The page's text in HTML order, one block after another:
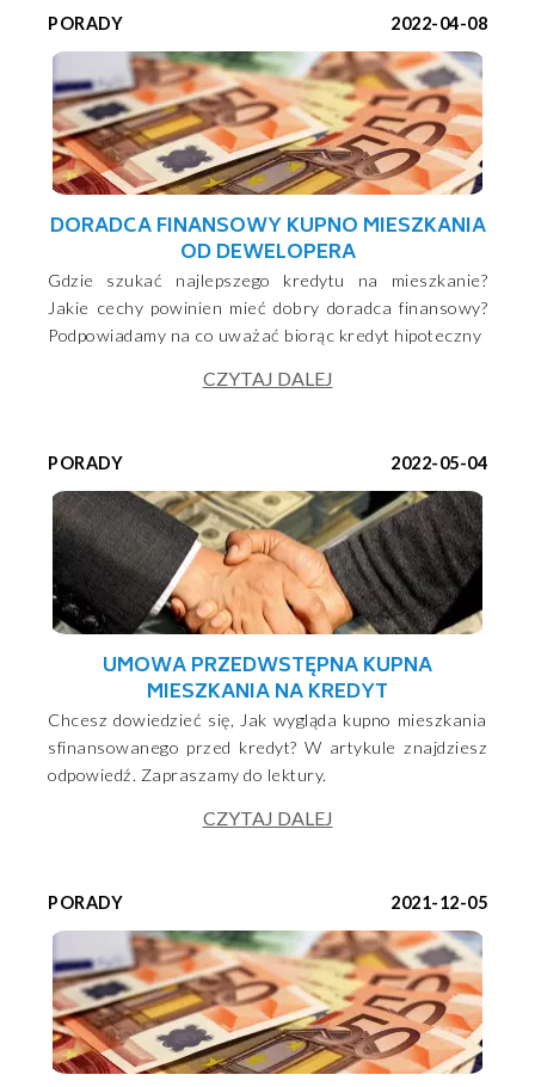
PORADY 2022-04-08
DORADCA FINANSOWY KUPNO MIESZKANIA
OD DEWELOPERA
Gdzie szukać najlepszego kredytu na mieszkanie?
Jakie cechy powinien mieć dobry doradca finansowy?
Podpowiadamy na co uważać biorąc kredyt hipoteczny
CZYTAJ DALEJ
PORADY 2022-05-04
UMOWA PRZEDWSTĘPNA KUPNA
MIESZKANIA NA KREDYT
Chcesz dowiedzieć się, Jak wygląda kupno mieszkania
sfinansowanego przed kredyt? W artykule znajdziesz
odpowiedź. Zapraszamy do lektury.
CZYTAJ DALEJ
PORADY 2021-12-05